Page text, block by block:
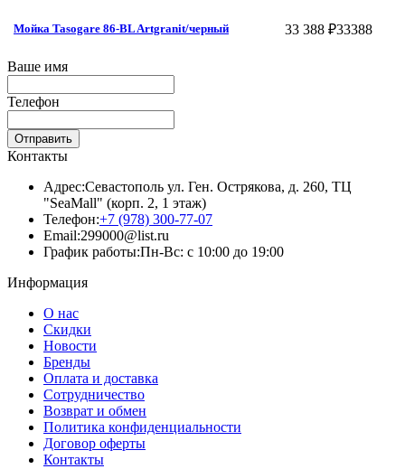
Мойка Tasogare 86-BL Artgranit/черный 33 388 ₽33388
Ваше имя
Телефон
Отправить
Контакты
Адрес:Севастополь ул. Ген. Острякова, д. 260, ТЦ
"SeaMall" (корп. 2, 1 этаж)
Телефон:+7 (978) 300-77-07
Email:299000@list.ru
График работы:Пн-Вс: с 10:00 до 19:00
Информация
О нас
Скидки
Новости
Бренды
Оплата и доставка
Сотрудничество
Возврат и обмен
Политика конфиденциальности
Договор оферты
Контакты